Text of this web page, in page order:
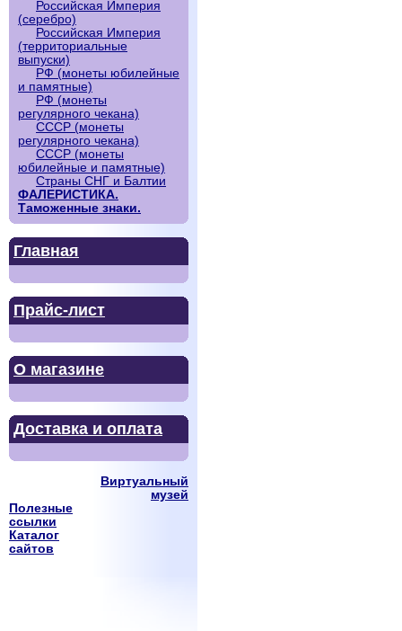
Российская Империя
(серебро)
Российская Империя
(территориальные
выпуски)
РФ (монеты юбилейные
и памятные)
РФ (монеты
регулярного чекана)
СССР (монеты
регулярного чекана)
СССР (монеты
юбилейные и памятные)
Страны СНГ и Балтии
ФАЛЕРИСТИКА.
Таможенные знаки.
Главная
Прайс-лист
О магазине
Доставка и оплата
Виртуальный
музей
Полезные
ссылки
Каталог
сайтов